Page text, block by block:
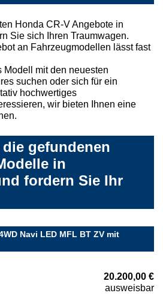
Honda CR-V Angebote in
Sie sich Ihren Traumwagen.
an Fahrzeugmodellen lässt fast
mit den neuesten
suchen oder sich für ein
hochwertiges
wir bieten Ihnen eine
gefundenen
in
fordern Sie Ihr
Navi LED MFL BT ZV mit
20.200,00 €
ausweisbar